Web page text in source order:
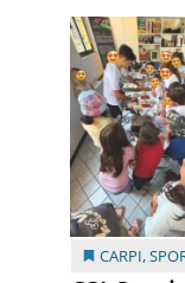
CARPI,